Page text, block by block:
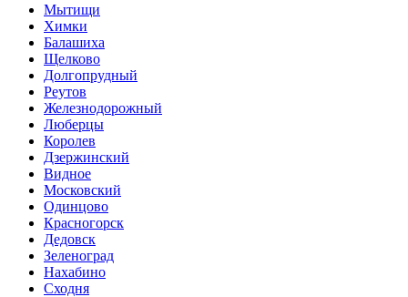
Мытищи
Химки
Балашиха
Щелково
Долгопрудный
Реутов
Железнодорожный
Люберцы
Королев
Дзержинский
Видное
Московский
Одинцово
Красногорск
Дедовск
Зеленоград
Нахабино
Сходня